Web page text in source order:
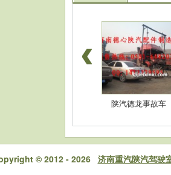
陕汽德龙事故车
© 2012 - 2026 济南重汽陕汽驾驶